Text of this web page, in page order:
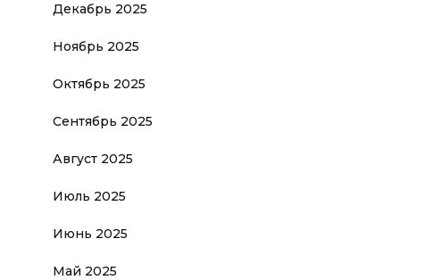
Декабрь 2025
Ноябрь 2025
Октябрь 2025
Сентябрь 2025
Август 2025
Июль 2025
Июнь 2025
Май 2025